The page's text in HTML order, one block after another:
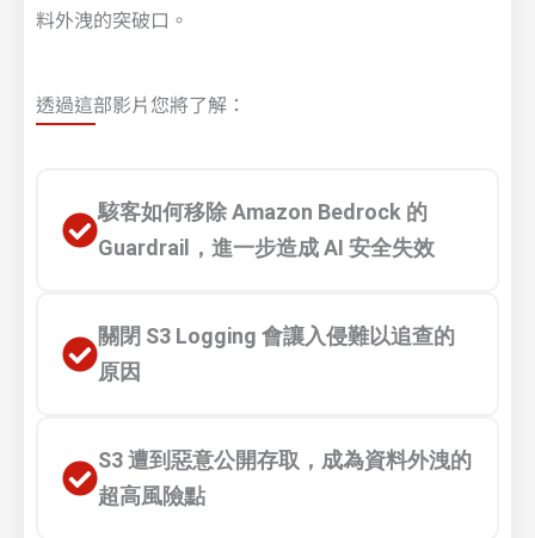
料外洩的突破口。
透過這部影片您將了解：
駭客如何移除 Amazon Bedrock 的
Guardrail，進一步造成 AI 安全失效
關閉 S3 Logging 會讓入侵難以追查的
原因
S3 遭到惡意公開存取，成為資料外洩的
超高風險點